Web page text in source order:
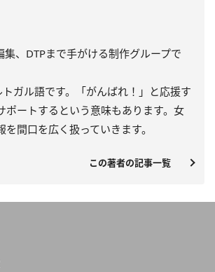
集、DTPまで手がける制作グループで
トガル語です。「がんばれ！」と応援す
ポートするという意味もあります。女
間口を広く扱っていきます。
この著者の記事一覧